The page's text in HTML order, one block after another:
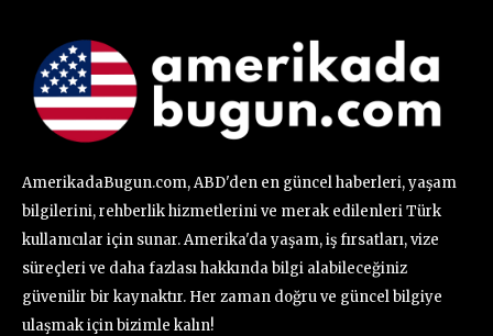
AmerikadaBugun.com, ABD'den en güncel haberleri, yaşam
bilgilerini, rehberlik hizmetlerini ve merak edilenleri Türk
kullanıcılar için sunar. Amerika'da yaşam, iş fırsatları, vize
süreçleri ve daha fazlası hakkında bilgi alabileceğiniz
güvenilir bir kaynaktır. Her zaman doğru ve güncel bilgiye
ulaşmak için bizimle kalın!